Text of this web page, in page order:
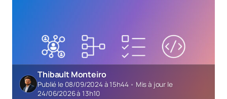
Thibault Monteiro
Publié le 08/09/2024 à 15h44 • Mis à jour le
24/06/2026 à 13h10